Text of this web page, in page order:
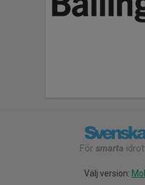
För smarta
Välj version: